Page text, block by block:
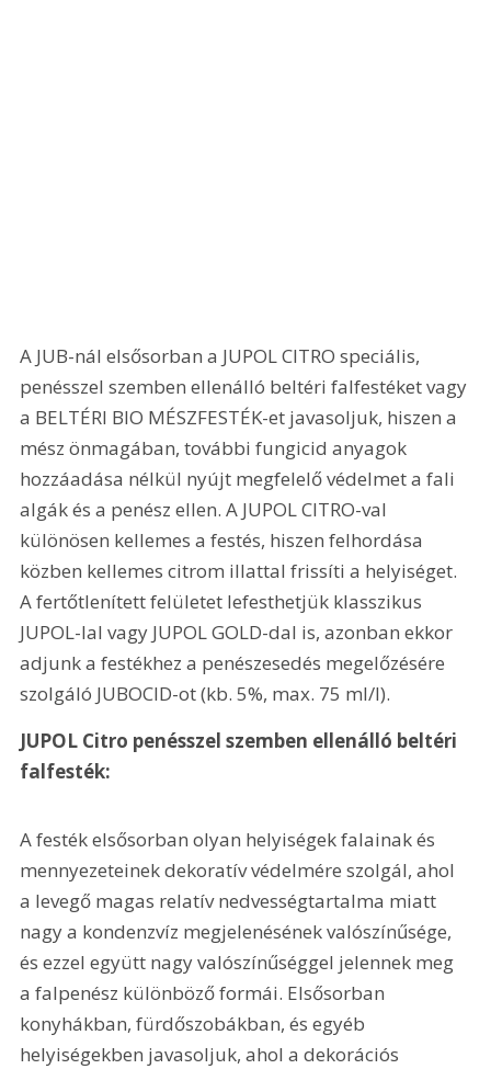
A JUB-nál elsősorban a JUPOL CITRO speciális,
penésszel szemben ellenálló beltéri falfestéket vagy
a BELTÉRI BIO MÉSZFESTÉK-et javasoljuk, hiszen a
mész önmagában, további fungicid anyagok
hozzáadása nélkül nyújt megfelelő védelmet a fali
algák és a penész ellen. A JUPOL CITRO-val
különösen kellemes a festés, hiszen felhordása
közben kellemes citrom illattal frissíti a helyiséget.
A fertőtlenített felületet lefesthetjük klasszikus
JUPOL-lal vagy JUPOL GOLD-dal is, azonban ekkor
adjunk a festékhez a penészesedés megelőzésére
szolgáló JUBOCID-ot (kb. 5%, max. 75 ml/l).
JUPOL Citro penésszel szemben ellenálló beltéri
falfesték:
A festék elsősorban olyan helyiségek falainak és
mennyezeteinek dekoratív védelmére szolgál, ahol
a levegő magas relatív nedvességtartalma miatt
nagy a kondenzvíz megjelenésének valószínűsége,
és ezzel együtt nagy valószínűséggel jelennek meg
a falpenész különböző formái. Elsősorban
konyhákban, fürdőszobákban, és egyéb
helyiségekben javasoljuk, ahol a dekorációs